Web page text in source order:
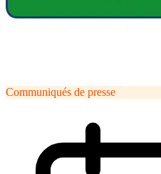
Communiqués de presse